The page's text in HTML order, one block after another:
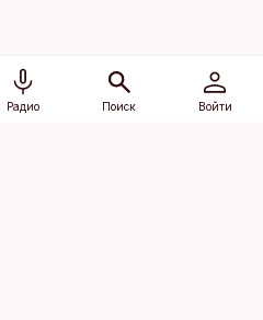
Радио Поиск Войти